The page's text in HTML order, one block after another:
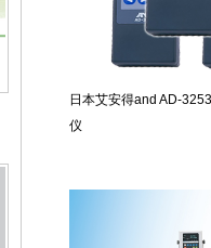
日本艾安得and AD-
仪